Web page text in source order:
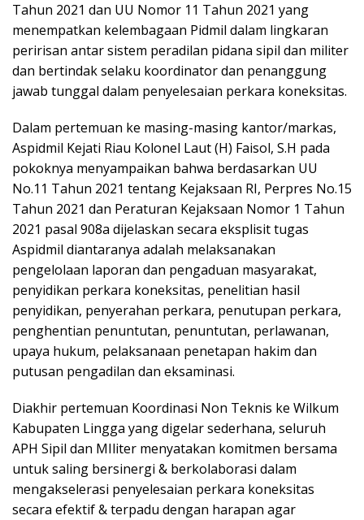
Tahun 2021 dan UU Nomor 11 Tahun 2021 yang
menempatkan kelembagaan Pidmil dalam lingkaran
peririsan antar sistem peradilan pidana sipil dan militer
dan bertindak selaku koordinator dan penanggung
jawab tunggal dalam penyelesaian perkara koneksitas.
Dalam pertemuan ke masing-masing kantor/markas,
Aspidmil Kejati Riau Kolonel Laut (H) Faisol, S.H pada
pokoknya menyampaikan bahwa berdasarkan UU
No.11 Tahun 2021 tentang Kejaksaan RI, Perpres No.15
Tahun 2021 dan Peraturan Kejaksaan Nomor 1 Tahun
2021 pasal 908a dijelaskan secara eksplisit tugas
Aspidmil diantaranya adalah melaksanakan
pengelolaan laporan dan pengaduan masyarakat,
penyidikan perkara koneksitas, penelitian hasil
penyidikan, penyerahan perkara, penutupan perkara,
penghentian penuntutan, penuntutan, perlawanan,
upaya hukum, pelaksanaan penetapan hakim dan
putusan pengadilan dan eksaminasi.
Diakhir pertemuan Koordinasi Non Teknis ke Wilkum
Kabupaten Lingga yang digelar sederhana, seluruh
APH Sipil dan MIliter menyatakan komitmen bersama
untuk saling bersinergi & berkolaborasi dalam
mengakselerasi penyelesaian perkara koneksitas
secara efektif & terpadu dengan harapan agar